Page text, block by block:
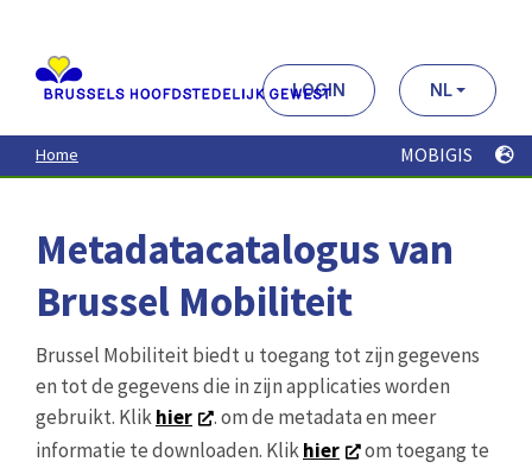
contenu
principal
LOGIN NL
Home MOBIGIS
Metadatacatalogus van
Brussel Mobiliteit
Brussel Mobiliteit biedt u toegang tot zijn gegevens
en tot de gegevens die in zijn applicaties worden
gebruikt. Klikhier
. om de metadata en meer
informatie te downloaden. Klikhier
om toegang te